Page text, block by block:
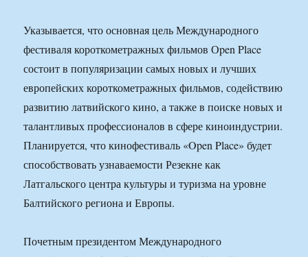
Указывается, что основная цель Международного
фестиваля короткометражных фильмов Оpen Place
состоит в популяризации самых новых и лучших
европейских короткометражных фильмов, содействию
развитию латвийского кино, а также в поиске новых и
талантливых профессионалов в сфере киноиндустрии.
Планируется, что кинофестиваль «Open Place» будет
способствовать узнаваемости Резекне как
Латгальского центра культуры и туризма на уровне
Балтийского региона и Европы.
Почетным президентом Международного